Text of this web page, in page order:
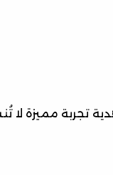
تجربة مميزة لا